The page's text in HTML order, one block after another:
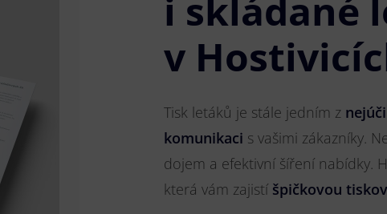
i skládané
v
Tisk letáků je stále jedním z
komunikaci s vašimi zákazníky.
dojem a efektivní šíření nabídky.
která vám zajistí špičkovou